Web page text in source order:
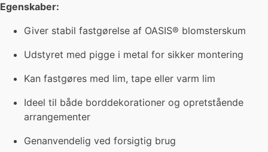
Egenskaber:
Giver stabil fastgørelse af OASIS® blomsterskum
Udstyret med pigge i metal for sikker montering
Kan fastgøres med lim, tape eller varm lim
Ideel til både borddekorationer og opretstående
arrangementer
Genanvendelig ved forsigtig brug